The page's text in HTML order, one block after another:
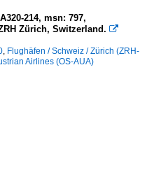
214, msn: 797,
Zürich, Switzerland. 
, Flughäfen / Schweiz / Zürich (ZRH-
Airlines (OS-AUA)